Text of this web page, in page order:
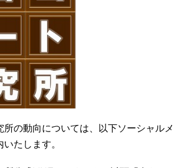
所の動向については、以下ソーシャルメ
たします。